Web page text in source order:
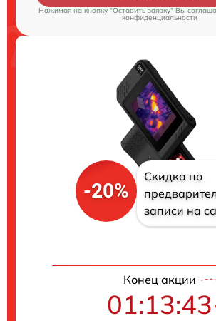
Нажимая на кнопку "Оставить заявку" Вы
конфиденциальности
-20%
Скидка по
записи на
Конец акции
01:13:42